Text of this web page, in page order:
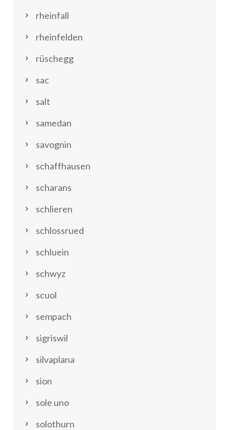
rheinfall
rheinfelden
rüschegg
sac
salt
samedan
savognin
schaffhausen
scharans
schlieren
schlossrued
schluein
schwyz
scuol
sempach
sigriswil
silvaplana
sion
sole uno
solothurn